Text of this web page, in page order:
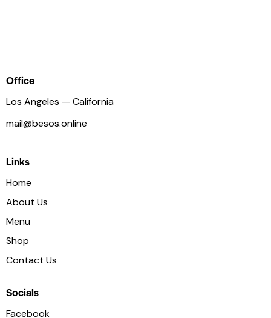
Office
Los Angeles — California
mail@besos.online
Links
Home
About Us
Menu
Shop
Contact Us
Socials
Facebook